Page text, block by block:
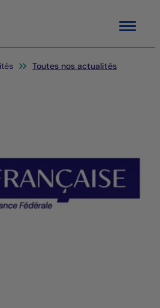
Menu
Toutes nos actualités